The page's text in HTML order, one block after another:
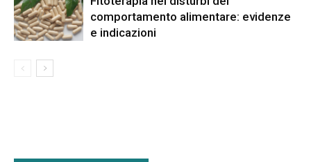
comportamento alimentare: evidenze
e indicazioni